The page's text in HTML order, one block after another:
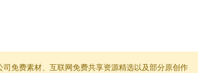
免费素材、互联网免费共享资源精选以及部分原创作